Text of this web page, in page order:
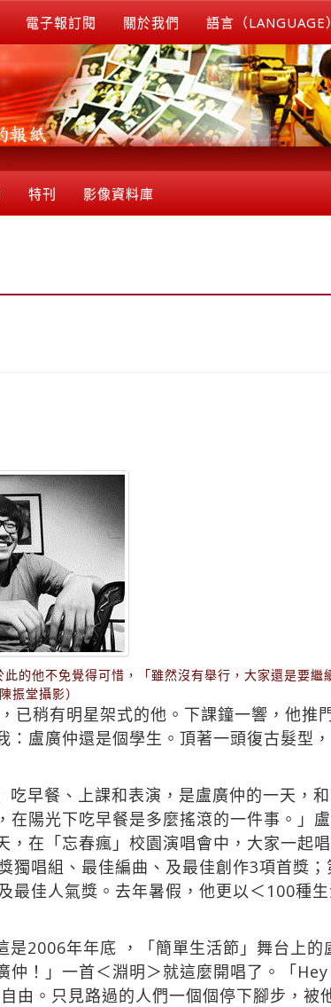
電子報訂閱 關於我們 語言（LANGUAGE
特刊 影像資料庫
的他不免覺得可惜，「雖然沒有舉行，大家還是要繼
振堂攝影）
已稍有明星架式的他。下課鐘一響，他推
盧廣仲還是個學生。頂著一頭復古髮型
早餐、上課和表演，是盧廣仲的一天，
陽光下吃早餐是多麼搖滾的一件事。」
在「忘春瘋」校園演唱會中，大家一起
獨唱組、最佳編曲、及最佳創作3項首獎
最佳人氣獎。去年暑假，他更以＜100種
2006年年底 ，「簡單生活節」舞台上的
仲！」一首＜淵明＞就這麼開唱了。「
。只見路過的人們一個個停下腳步，被